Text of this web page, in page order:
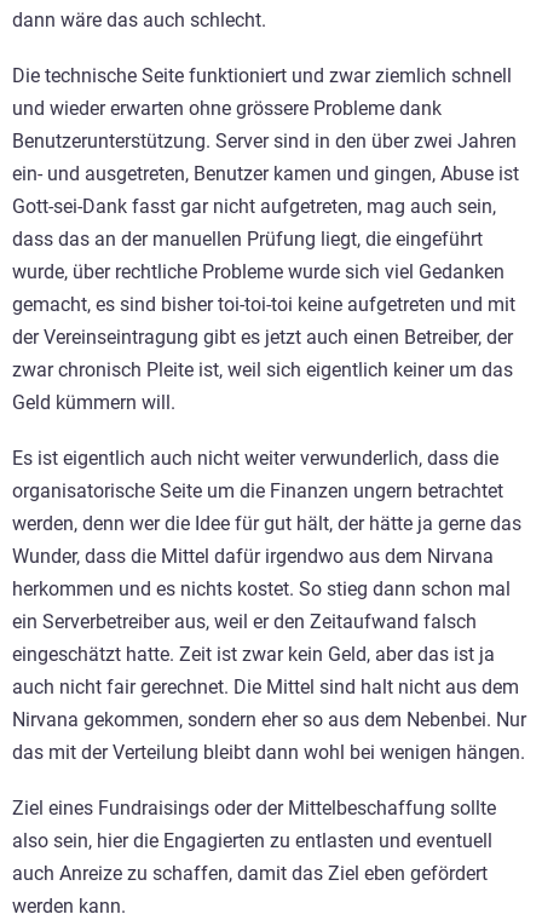
dann wäre das auch schlecht.
Die technische Seite funktioniert und zwar ziemlich schnell
und wieder erwarten ohne grössere Probleme dank
Benutzerunterstützung. Server sind in den über zwei Jahren
ein- und ausgetreten, Benutzer kamen und gingen, Abuse ist
Gott-sei-Dank fasst gar nicht aufgetreten, mag auch sein,
dass das an der manuellen Prüfung liegt, die eingeführt
wurde, über rechtliche Probleme wurde sich viel Gedanken
gemacht, es sind bisher toi-toi-toi keine aufgetreten und mit
der Vereinseintragung gibt es jetzt auch einen Betreiber, der
zwar chronisch Pleite ist, weil sich eigentlich keiner um das
Geld kümmern will.
Es ist eigentlich auch nicht weiter verwunderlich, dass die
organisatorische Seite um die Finanzen ungern betrachtet
werden, denn wer die Idee für gut hält, der hätte ja gerne das
Wunder, dass die Mittel dafür irgendwo aus dem Nirvana
herkommen und es nichts kostet. So stieg dann schon mal
ein Serverbetreiber aus, weil er den Zeitaufwand falsch
eingeschätzt hatte. Zeit ist zwar kein Geld, aber das ist ja
auch nicht fair gerechnet. Die Mittel sind halt nicht aus dem
Nirvana gekommen, sondern eher so aus dem Nebenbei. Nur
das mit der Verteilung bleibt dann wohl bei wenigen hängen.
Ziel eines Fundraisings oder der Mittelbeschaffung sollte
also sein, hier die Engagierten zu entlasten und eventuell
auch Anreize zu schaffen, damit das Ziel eben gefördert
werden kann.